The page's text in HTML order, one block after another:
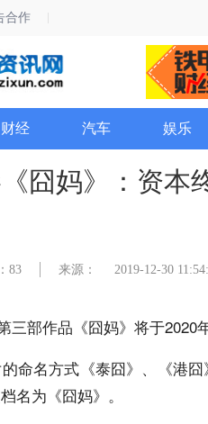
合作
财经 汽车 娱乐
囧妈》：资本
83 来源： 2019-12-30
三部作品《囧妈》将于2020
命名方式《泰囧》、《港
名为《囧妈》。